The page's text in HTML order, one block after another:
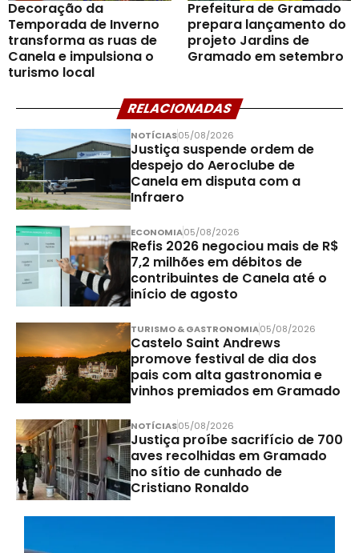
Decoração da
Temporada de Inverno
transforma as ruas de
Canela e impulsiona o
turismo local
Prefeitura de Gramado
prepara lançamento do
projeto Jardins de
Gramado em setembro
RELACIONADAS
NOTÍCIAS05/08/2026
Justiça suspende ordem de
despejo do Aeroclube de
Canela em disputa com a
Infraero
ECONOMIA05/08/2026
Refis 2026 negociou mais de R$
7,2 milhões em débitos de
contribuintes de Canela até o
início de agosto
TURISMO & GASTRONOMIA05/08/2026
Castelo Saint Andrews
promove festival de dia dos
pais com alta gastronomia e
vinhos premiados em Gramado
NOTÍCIAS05/08/2026
Justiça proíbe sacrifício de 700
aves recolhidas em Gramado
no sítio de cunhado de
Cristiano Ronaldo